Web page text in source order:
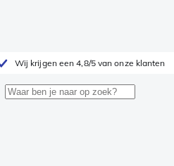
Wij krijgen een 4,8/5 van onze klanten